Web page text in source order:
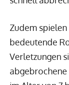
Zudem
bedeutende
Verletzungen
abgebrochene